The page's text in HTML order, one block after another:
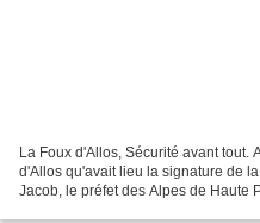
La Foux d'Allos, Sécurité avant
d'Allos qu'avait lieu la signature de
Jacob, le préfet des Alpes de Haute